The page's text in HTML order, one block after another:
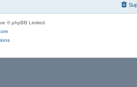
© phpBB Limited